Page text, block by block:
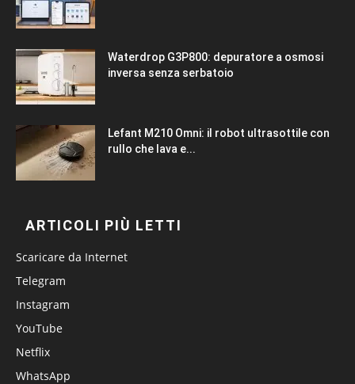
Waterdrop G3P800: depuratore a osmosi
inversa senza serbatoio
Lefant M210 Omni: il robot ultrasottile con
rullo che lava e...
ARTICOLI PIÙ LETTI
Scaricare da Internet
Telegram
Instagram
YouTube
Netflix
WhatsApp